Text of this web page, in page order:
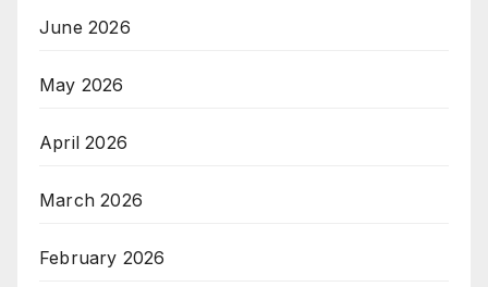
June 2026
May 2026
April 2026
March 2026
February 2026